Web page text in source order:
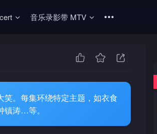
音乐录影带 MTV
笑。每集环绕特定主题，如衣食
涛…等。